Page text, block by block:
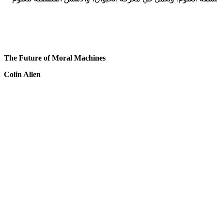
The Future of Moral Machines
Colin Allen